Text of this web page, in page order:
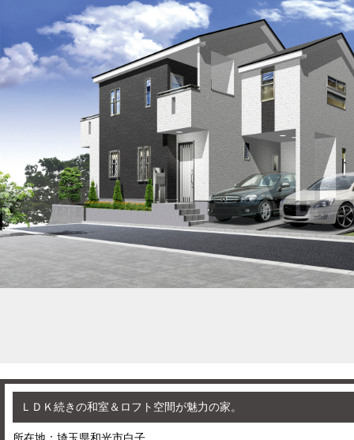
ＬＤＫ続きの和室＆ロフト空間が魅力の家。